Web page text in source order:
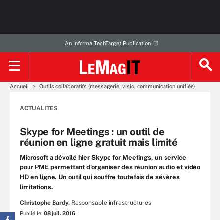
An Informa TechTarget Publication
Accueil Outils collaboratifs (messagerie, visio, communication unifiée)
ACTUALITES
Skype for Meetings : un outil de
réunion en ligne gratuit mais limité
Microsoft a dévoilé hier Skype for Meetings, un service
pour PME permettant d'organiser des réunion audio et vidéo
HD en ligne. Un outil qui souffre toutefois de sévères
limitations.
Christophe Bardy, Responsable infrastructures
Publié le: 08 juil. 2016